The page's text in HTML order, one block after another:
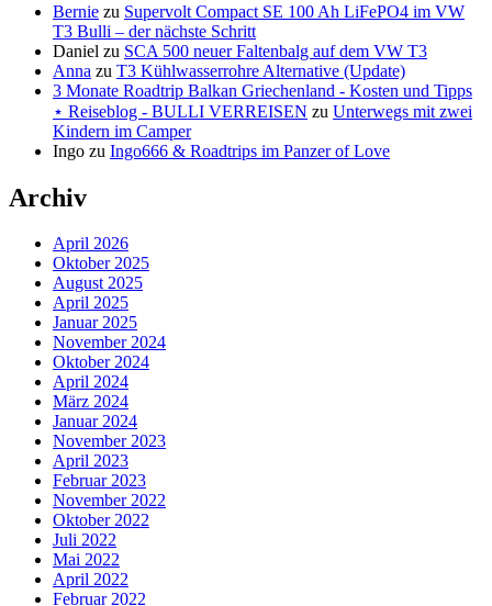
Bernie zu Supervolt Compact SE 100 Ah LiFePO4 im VW
T3 Bulli – der nächste Schritt
Daniel zu SCA 500 neuer Faltenbalg auf dem VW T3
Anna zu T3 Kühlwasserrohre Alternative (Update)
3 Monate Roadtrip Balkan Griechenland - Kosten und Tipps
⋆ Reiseblog - BULLI VERREISEN zu Unterwegs mit zwei
Kindern im Camper
Ingo zu Ingo666 & Roadtrips im Panzer of Love
Archiv
April 2026
Oktober 2025
August 2025
April 2025
Januar 2025
November 2024
Oktober 2024
April 2024
März 2024
Januar 2024
November 2023
April 2023
Februar 2023
November 2022
Oktober 2022
Juli 2022
Mai 2022
April 2022
Februar 2022